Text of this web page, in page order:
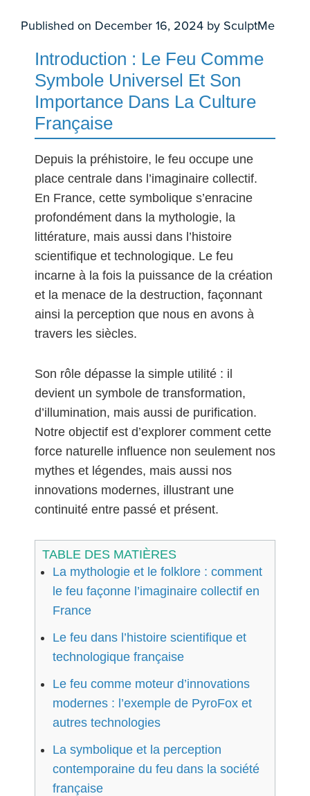
Published on December 16, 2024 by SculptMe
Introduction : Le Feu Comme
Symbole Universel Et Son
Importance Dans La Culture
Française
Depuis la préhistoire, le feu occupe une
place centrale dans l’imaginaire collectif.
En France, cette symbolique s’enracine
profondément dans la mythologie, la
littérature, mais aussi dans l’histoire
scientifique et technologique. Le feu
incarne à la fois la puissance de la création
et la menace de la destruction, façonnant
ainsi la perception que nous en avons à
travers les siècles.
Son rôle dépasse la simple utilité : il
devient un symbole de transformation,
d’illumination, mais aussi de purification.
Notre objectif est d’explorer comment cette
force naturelle influence non seulement nos
mythes et légendes, mais aussi nos
innovations modernes, illustrant une
continuité entre passé et présent.
TABLE DES MATIÈRES
La mythologie et le folklore : comment
le feu façonne l’imaginaire collectif en
France
Le feu dans l’histoire scientifique et
technologique française
Le feu comme moteur d’innovations
modernes : l’exemple de PyroFox et
autres technologies
La symbolique et la perception
contemporaine du feu dans la société
française